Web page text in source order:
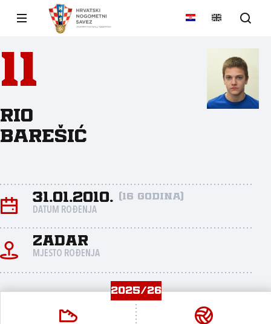
11
Rio
Barešić
31.01.2010. (16 godina)
DATUM ROĐENJA
Zadar
MJESTO ROĐENJA
2025/26